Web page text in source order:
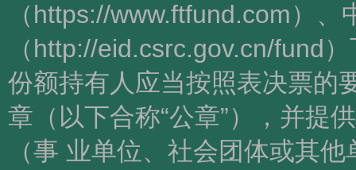
（https://www.ftfund.com）
（http://eid.csrc.gov.cn/
份额持有人应当按照表决票的
章（以下合称“公章”），并提
（事 业单位、社会团体或其